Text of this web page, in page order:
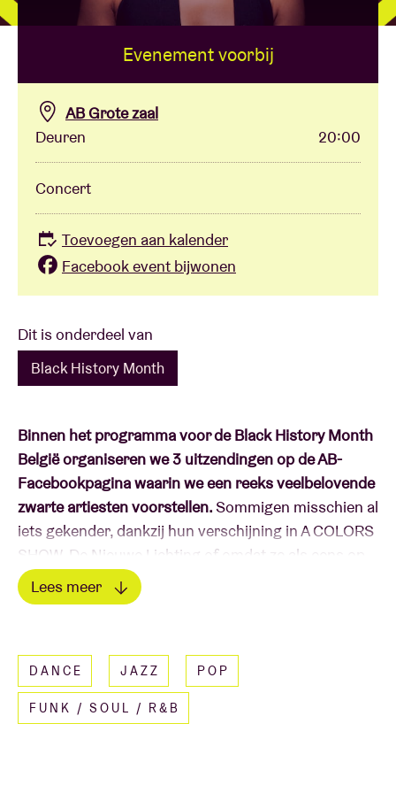
BRDCST
ABtv
Concertcheque
Over AB
Dit is onderdeel van
Black History Month
Binnen het programma voor de Black History Month
België organiseren we 3 uitzendingen op de AB-
Facebookpagina waarin we een reeks veelbelovende
zwarte artiesten voorstellen. Sommigen misschien al
iets gekender, dankzij hun verschijning in A COLORS
SHOW, De Nieuwe Lichting of omdat ze als eens op
een podium in AB stonden. Anderen zijn misschien
nog niet bekend, maar zeker ook het ontdekken
drie warme avonden vol opkomend talent. Op
vrijdag 19 maart zijn dat ESINAM en Sunday Rose.
De Brusselse fluitisteESINAM
Lees meer
DANCE JAZZ POP
FUNK / SOUL / R&B
Evenement voorbij
AB Grote zaal
Deuren
20:00
Concert
Toevoegen aan kalender
Facebook event bijwonen